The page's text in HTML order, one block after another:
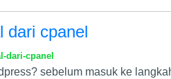
dari cpanel
dari-cpanel
sebelum masuk ke